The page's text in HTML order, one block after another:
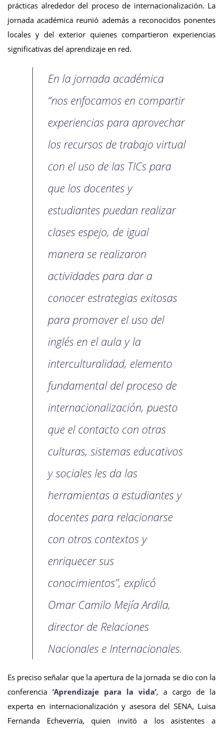
prácticas alrededor del proceso de internacionalización. La
jornada académica reunió además a reconocidos ponentes
locales y del exterior quienes compartieron experiencias
significativas del aprendizaje en red.
En la jornada académica
“nos enfocamos en compartir
experiencias para aprovechar
los recursos de trabajo virtual
con el uso de las TICs para
que los docentes y
estudiantes puedan realizar
clases espejo, de igual
manera se realizaron
actividades para dar a
conocer estrategias exitosas
para promover el uso del
inglés en el aula y la
interculturalidad, elemento
fundamental del proceso de
internacionalización, puesto
que el contacto con otras
culturas, sistemas educativos
y sociales les da las
herramientas a estudiantes y
docentes para relacionarse
con otros contextos y
enriquecer sus
conocimientos”, explicó
Omar Camilo Mejía Ardila,
director de Relaciones
Nacionales e Internacionales.
Es preciso señalar que la apertura de la jornada se dio con la
conferencia ‘Aprendizaje para la vida’, a cargo de la
experta en internacionalización y asesora del SENA, Luisa
Fernanda Echeverría, quien invitó a los asistentes a